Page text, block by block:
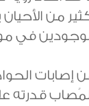
من
في
إصابات
قدرته